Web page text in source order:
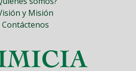
y Misión
Contáctenos